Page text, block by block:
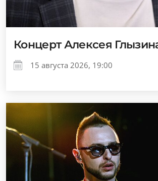
Концерт Алексея
15 августа 2026, 19:00